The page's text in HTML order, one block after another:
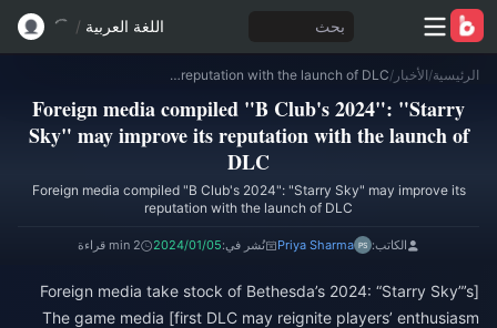
بحث اللغة العربية /
الرئيسية/الأخبار /
Foreign media compiled "B Club's 2024": "Starry Sky" may improve its reputation with the launch of DLC
Foreign media compiled "B Club's 2024": "Starry
Sky" may improve its reputation with the launch of
DLC
Foreign media compiled "B Club's 2024": "Starry Sky" may improve its
reputation with the launch of DLC
الكاتب: Priya Sharma نُشر في:2024/01/05 2 min قراءة
[Foreign media take stock of Bethesda’s 2024: “Starry Sky”’s
first DLC may reignite players’ enthusiasm] The game media